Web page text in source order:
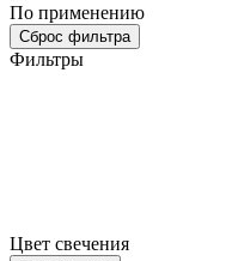
По применению
Сброс фильтра
Фильтры
Цвет свечения